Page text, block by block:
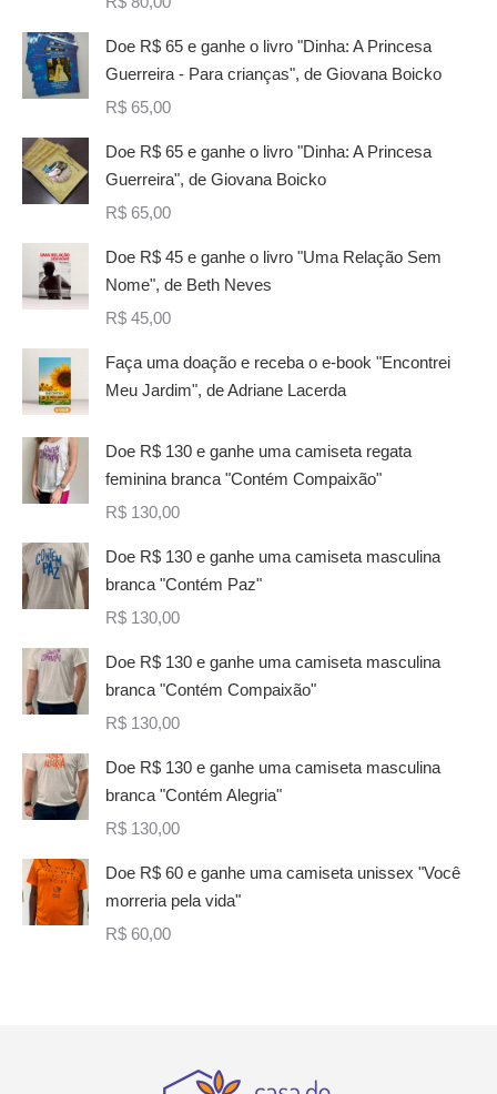
Doe R$ 65 e ganhe o livro "Dinha: A Princesa
Guerreira - Para crianças", de Giovana Boicko
R$ 65,00
Doe R$ 65 e ganhe o livro "Dinha: A Princesa
Guerreira", de Giovana Boicko
R$ 65,00
Doe R$ 45 e ganhe o livro "Uma Relação Sem
Nome", de Beth Neves
R$ 45,00
Faça uma doação e receba o e-book "Encontrei
Meu Jardim", de Adriane Lacerda
Doe R$ 130 e ganhe uma camiseta regata
feminina branca "Contém Compaixão"
R$ 130,00
Doe R$ 130 e ganhe uma camiseta masculina
branca "Contém Paz"
R$ 130,00
Doe R$ 130 e ganhe uma camiseta masculina
branca "Contém Compaixão"
R$ 130,00
Doe R$ 130 e ganhe uma camiseta masculina
branca "Contém Alegria"
R$ 130,00
Doe R$ 60 e ganhe uma camiseta unissex "Você
morreria pela vida"
R$ 60,00